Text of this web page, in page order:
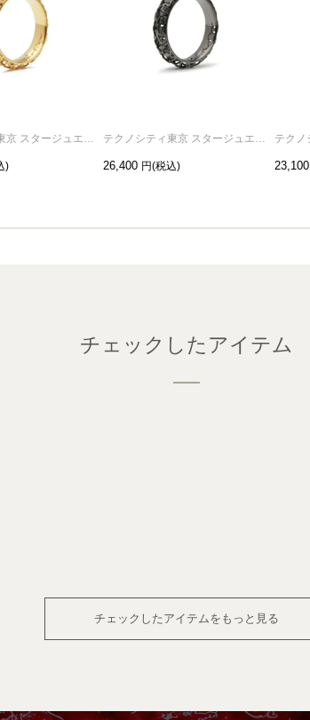
テクノシティ東京 スタージュエリーリング/指輪 ゴールド /単品 テクノシティ東京 スタージュエリーリング/指輪 ブラック /単品
26,400 23,100
チェックしたアイテム
チェックしたアイテムをもっと見る